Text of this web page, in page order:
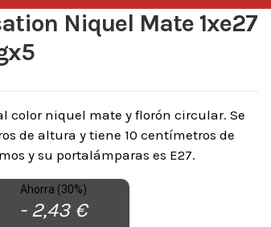
Niquel Mate 1xe27
color niquel mate y florón circular. Se
de altura y tiene 10 centímetros de
y su portalámparas es E27.
Ahorra (30%)
- 2,43 €